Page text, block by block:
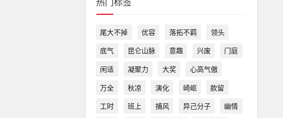
尾大不掉 优容 落拓不羁
领头
底气
昆仑山脉 意趣 兴废
门庭
闲适
凝聚力 大奖
心高气傲
万全
秋凉 演化 崎岖
款留
工时
班上 捕风 异己分子 幽情